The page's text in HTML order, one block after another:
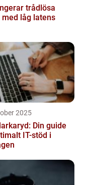
trådlösa
med låg latens
2025
Din guide
IT-stöd i